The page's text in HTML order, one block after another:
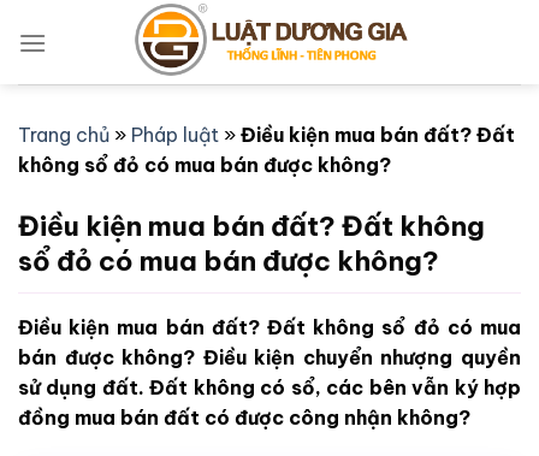
qua
Trang chủ » Pháp luật » Điều kiện mua bán đất? Đất
không sổ đỏ có mua bán được không?
Điều kiện mua bán đất? Đất không
sổ đỏ có mua bán được không?
Điều kiện mua bán đất? Đất không sổ đỏ có mua
bán được không? Điều kiện chuyển nhượng quyền
sử dụng đất. Đất không có sổ, các bên vẫn ký hợp
đồng mua bán đất có được công nhận không?